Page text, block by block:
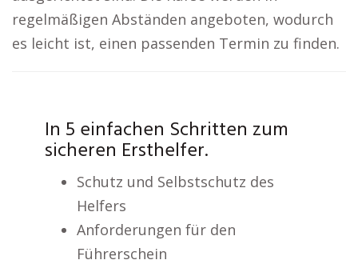
regelmäßigen Abständen angeboten, wodurch
es leicht ist, einen passenden Termin zu finden.
In 5 einfachen Schritten zum
sicheren Ersthelfer.
Schutz und Selbstschutz des
Helfers
Anforderungen für den
Führerschein